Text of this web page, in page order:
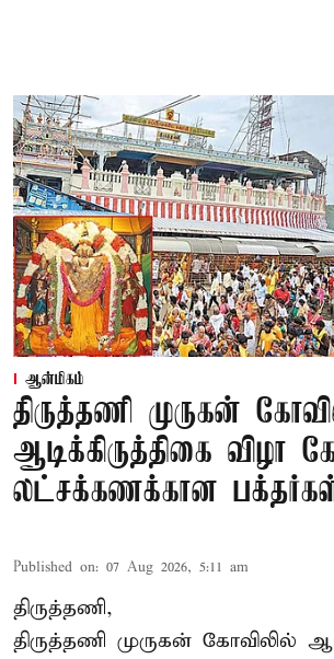
ஆன்மிகம்
திருத்தணி முருகன்
ஆடிக்கிருத்திகை விழா
லட்சக்கணக்கான
Published on: 07 Aug 2026, 5:11 am
திருத்தணி,
திருத்தணி முருகன் கோவிலில்